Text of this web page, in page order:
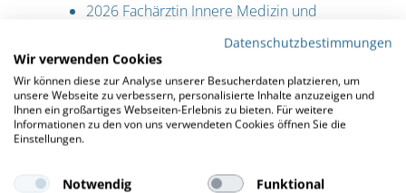
2026 Fachärztin Innere Medizin und
Datenschutzbestimmungen
Wir verwenden Cookies
Wir können diese zur Analyse unserer Besucherdaten platzieren, um
unsere Webseite zu verbessern, personalisierte Inhalte anzuzeigen und
Ihnen ein großartiges Webseiten-Erlebnis zu bieten. Für weitere
Informationen zu den von uns verwendeten Cookies öffnen Sie die
Einstellungen.
Notwendig Funktional